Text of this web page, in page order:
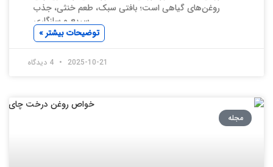
روغن‌های گیاهی است؛ بافتی سبک، طعم خنثی، جذب
سریع و سازگاری
توضیحات بیشتر »
2025-10-21
مجله